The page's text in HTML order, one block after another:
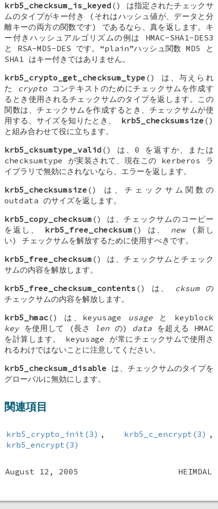
krb5_checksum_is_keyed () は指定されたチェックサ
ムのタイプがキー付き (それはハッシュ値が、データと分
離キーの両方の関数です) であるなら、真を返します。キ
ー付きハッシュアルゴリズムの例は HMAC-SHA1-DES3
と RSA-MD5-DES です。“plain”ハッシュ関数 MD5 と
SHA1 はキー付きではありません。
krb5_crypto_get_checksum_type () は、与えられ
た
cryptoコンテキストのためにチェックサムを作成す
るとき使用されるチェックサムのタイプを返します。この
関数は、チェックサムを作成するとき、チェックサムが使
用する、サイズを知りたとき、 krb5_checksumsize ()
と組み合わせて役に立ちます。
krb5_cksumtype_valid () は、0 を返すか、または
checksumtype が実装されて、現在この kerberos ラ
イブラリで無効にされないなら、エラーを返します。
krb5_checksumsize () は、チェックサム関数の
outdata のサイズを返します。
krb5_copy_checksum () は、チェックサムのコーピー
を返し、 krb5_free_checksum () は、 new(新し
い) チェックサムを解放するために使用すべきです。
krb5_free_checksum () は、チェックサムとチェック
サムの内容を解放します。
krb5_free_checksum_contents () は、 cksumの
チェックサムの内容を解放します。
krb5_hmac() は、keyusage usageと keyblock
keyを使用して (長さ len の) data を超える HMAC
を計算します。 keyusage が常にチェックサムで使用さ
れるわけではないことに注意してください。
krb5_checksum_disable は、チェックサムのタイプを
グローバルに無効にします。
関連項目
krb5_crypto_init(3) , krb5_c_encrypt(3) ,
krb5_encrypt(3)
August 12, 2005 HEIMDAL